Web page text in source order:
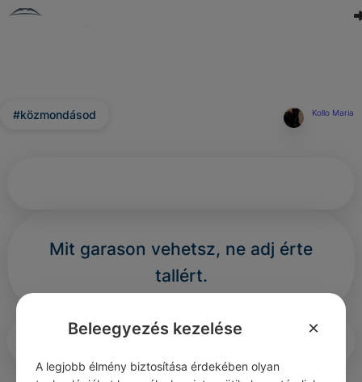
#közmondásod Kollo Maria
Mit garason vehetsz, ne adj érte
tallért.
0 317
Beleegyezés kezelése ×
A legjobb élmény biztosítása érdekében olyan